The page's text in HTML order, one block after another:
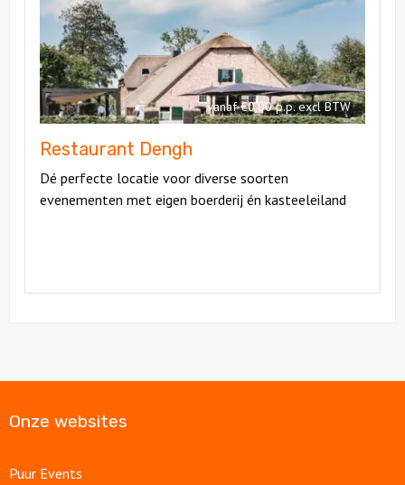
Dengh
vanaf €0,00 p.p. excl BTW
Restaurant Dengh
Dé perfecte locatie voor diverse soorten
evenementen met eigen boerderij én kasteeleiland
Onze websites
Puur Events